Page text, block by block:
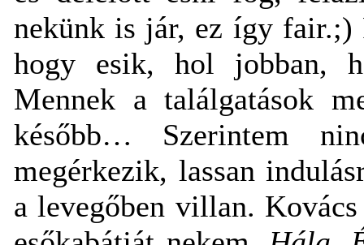
nekünk is jár, ez így fair.;)
hogy esik, hol jobban,
Mennek a találgatások
később… Szerintem
megérkezik, lassan
a levegőben villan.